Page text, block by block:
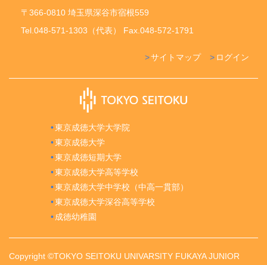
〒366-0810 埼玉県深谷市宿根559
Tel.048-571-1303（代表） Fax.048-572-1791
ログイン
サイトマップ
東京成徳大学大学院
東京成徳大学
東京成徳短期大学
東京成徳大学高等学校
東京成徳大学中学校（中高一貫部）
東京成徳大学深谷高等学校
成徳幼稚園
Copyright ©TOKYO SEITOKU UNIVARSITY FUKAYA JUNIOR